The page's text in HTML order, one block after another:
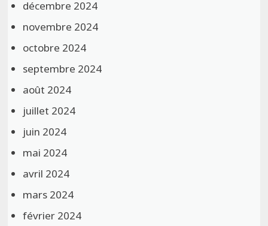
décembre 2024
novembre 2024
octobre 2024
septembre 2024
août 2024
juillet 2024
juin 2024
mai 2024
avril 2024
mars 2024
février 2024